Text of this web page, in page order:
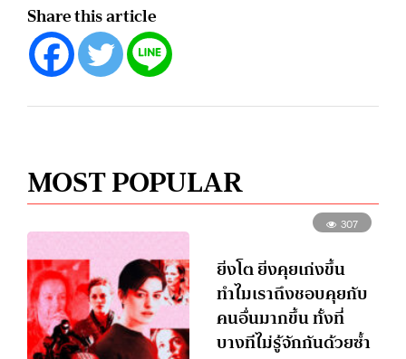
Share this article
MOST POPULAR
307
ยิ่งโต ยิ่งคุยเก่งขึ้น
ทำไมเราถึงชอบคุยกับ
คนอื่นมากขึ้น ทั้งที่
บางทีไม่รู้จักกันด้วยซ้ำ